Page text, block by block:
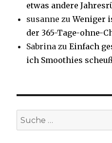
etwas andere
susanne zuWeniger
der 365-Tage-ohne-
Sabrina zuEinfach
ich Smoothies
Suche
nach: